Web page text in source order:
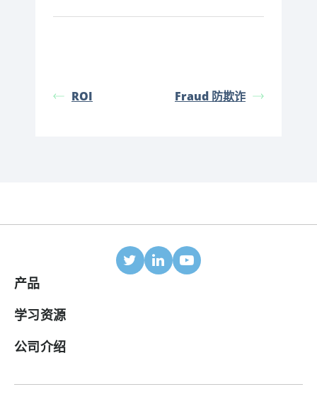
ROI Fraud 防欺诈
产品
移动归因
合作伙伴
学习资源
博客
公司介绍